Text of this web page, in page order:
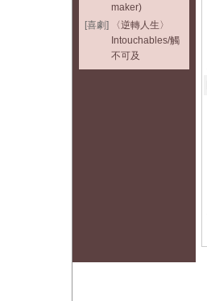
maker)
[喜劇]
〈逆轉人生〉
Intouchables/觸
不可及